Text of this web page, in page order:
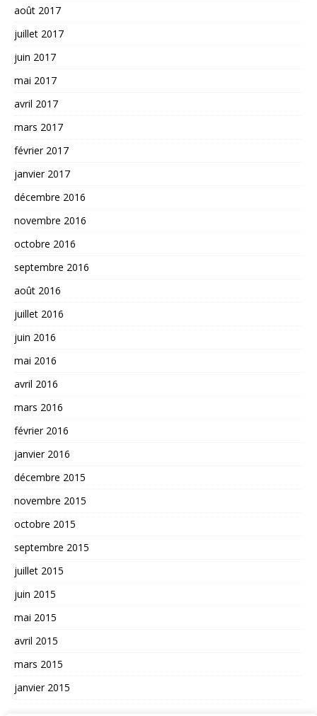
août 2017
juillet 2017
juin 2017
mai 2017
avril 2017
mars 2017
février 2017
janvier 2017
décembre 2016
novembre 2016
octobre 2016
septembre 2016
août 2016
juillet 2016
juin 2016
mai 2016
avril 2016
mars 2016
février 2016
janvier 2016
décembre 2015
novembre 2015
octobre 2015
septembre 2015
juillet 2015
juin 2015
mai 2015
avril 2015
mars 2015
janvier 2015